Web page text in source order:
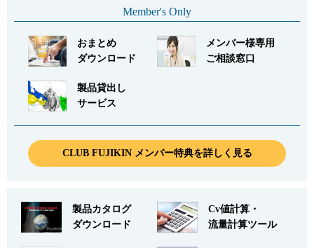
Member's Only
おまとめ
ダウンロード
メンバー様専用
ご相談窓口
製品貸出し
サービス
CLUB FUJIKIN メンバー特典を詳しく見る
製品カタログ
ダウンロード
Cv値計算・
流量計算ツール